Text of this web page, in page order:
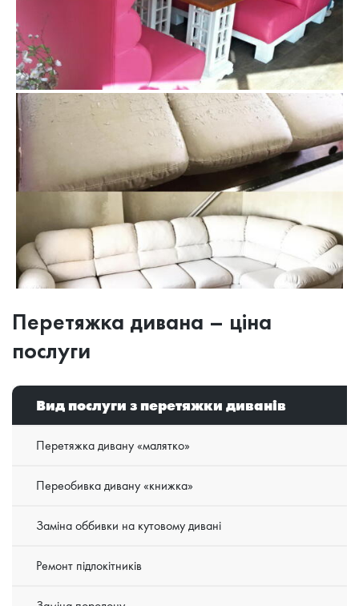
Перетяжка дивана – ціна
послуги
Вид послуги з перетяжки диванів
Перетяжка дивану «малятко»
Переобивка дивану «книжка»
Заміна оббивки на кутовому дивані
Ремонт підлокітників